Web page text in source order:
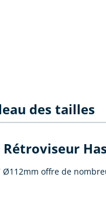
des tailles
Ø112mm offre de